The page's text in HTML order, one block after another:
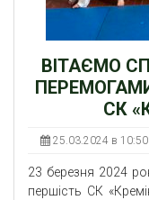
ВІТАЄМО
СК
25.03.2024 в 10:50
23 березня 2024
першість СК